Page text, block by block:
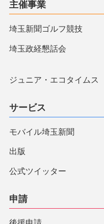
主催事業
埼玉新聞ゴルフ競技
埼玉政経懇話会
ジュニア・エコタイムス
サービス
モバイル埼玉新聞
出版
公式ツイッター
申請